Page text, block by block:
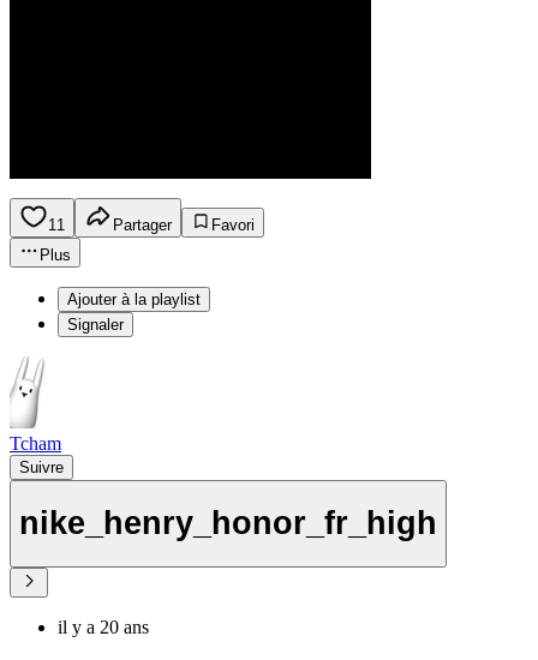
11 Partager
Favori
Plus
Ajouter à la playlist
Signaler
Tcham
Suivre
nike_henry_honor_fr_high
il y a 20 ans